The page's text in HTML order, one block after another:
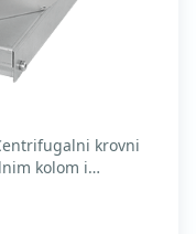
krovni
kolom i
m3/h - Za